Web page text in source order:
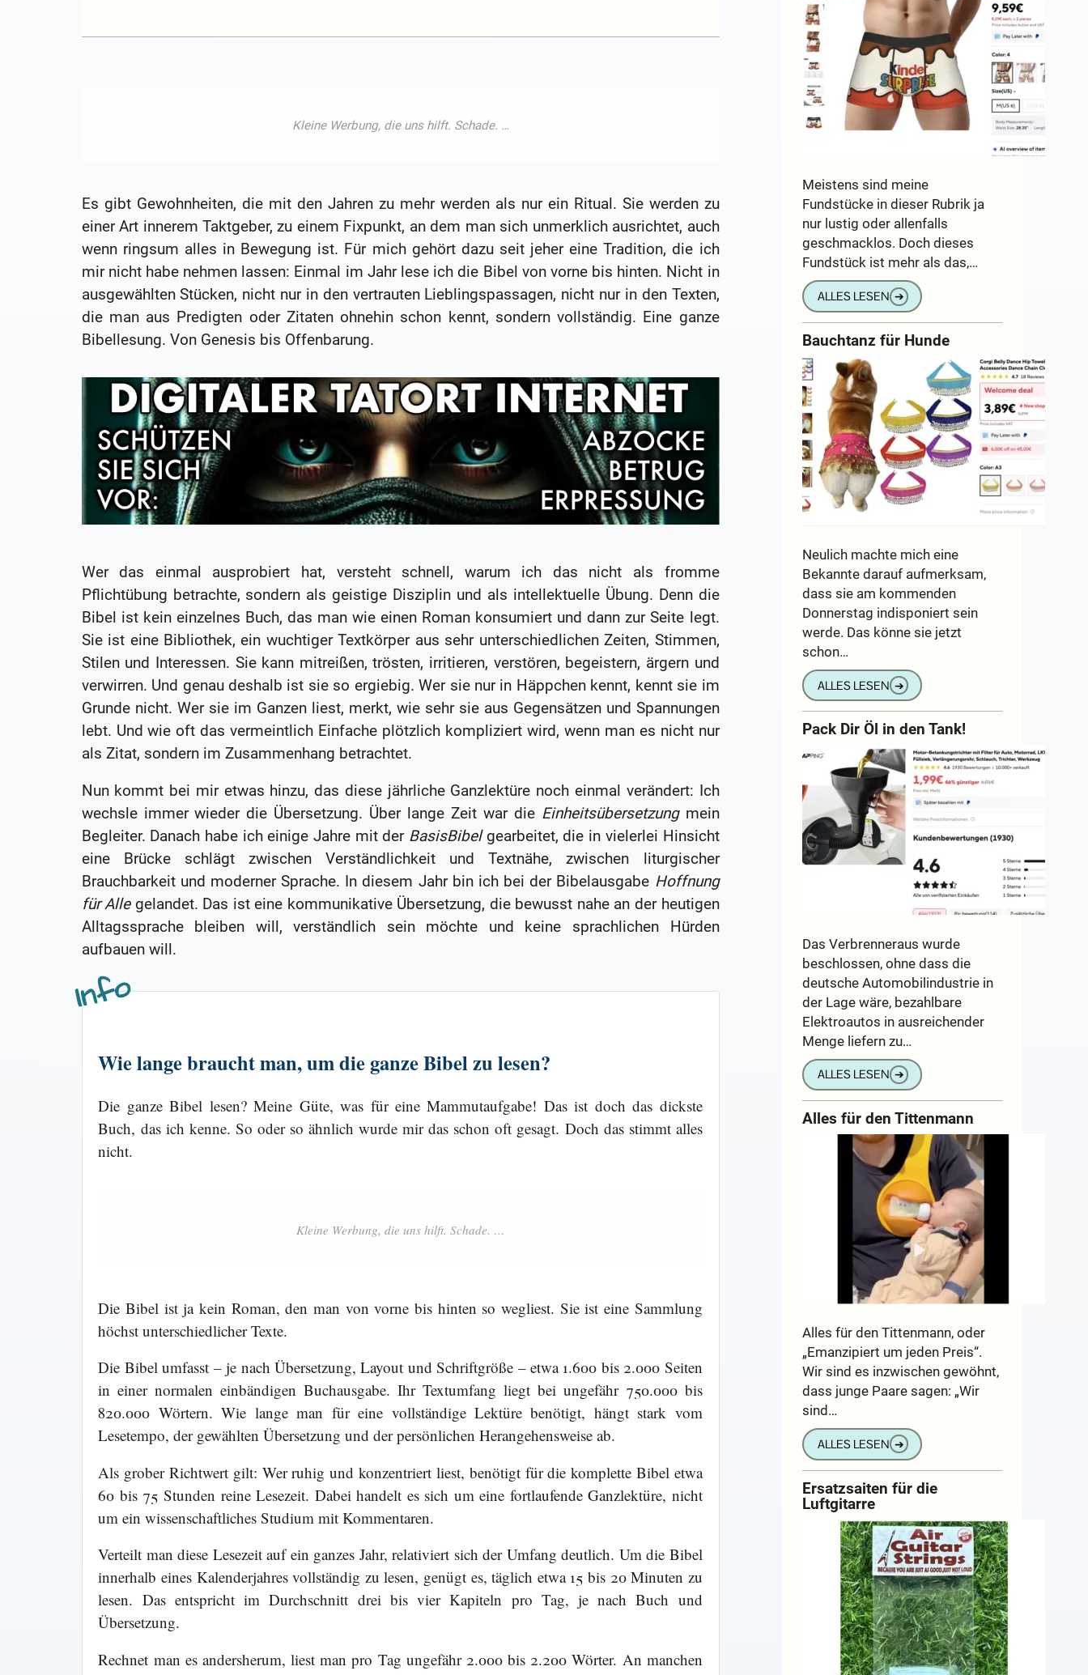
Es gibt Gewohnheiten, die mit den Jahren zu mehr werden als nur ein Ritual. Sie werden zu
einer Art innerem Taktgeber, zu einem Fixpunkt, an dem man sich unmerklich ausrichtet, auch
wenn ringsum alles in Bewegung ist. Für mich gehört dazu seit jeher eine Tradition, die ich
mir nicht habe nehmen lassen: Einmal im Jahr lese ich die Bibel von vorne bis hinten. Nicht in
ausgewählten Stücken, nicht nur in den vertrauten Lieblingspassagen, nicht nur in den Texten,
die man aus Predigten oder Zitaten ohnehin schon kennt, sondern vollständig. Eine ganze
Bibellesung. Von Genesis bis Offenbarung.
Wer das einmal ausprobiert hat, versteht schnell, warum ich das nicht als fromme
Pflichtübung betrachte, sondern als geistige Disziplin und als intellektuelle Übung. Denn die
Bibel ist kein einzelnes Buch, das man wie einen Roman konsumiert und dann zur Seite legt.
Sie ist eine Bibliothek, ein wuchtiger Textkörper aus sehr unterschiedlichen Zeiten, Stimmen,
Stilen und Interessen. Sie kann mitreißen, trösten, irritieren, verstören, begeistern, ärgern und
verwirren. Und genau deshalb ist sie so ergiebig. Wer sie nur in Häppchen kennt, kennt sie im
Grunde nicht. Wer sie im Ganzen liest, merkt, wie sehr sie aus Gegensätzen und Spannungen
lebt. Und wie oft das vermeintlich Einfache plötzlich kompliziert wird, wenn man es nicht nur
als Zitat, sondern im Zusammenhang betrachtet.
Nun kommt bei mir etwas hinzu, das diese jährliche Ganzlektüre noch einmal verändert: Ich
wechsle immer wieder die Übersetzung. Über lange Zeit war die Einheitsübersetzungmein
Begleiter. Danach habe ich einige Jahre mit der BasisBibelgearbeitet, die in vielerlei Hinsicht
eine Brücke schlägt zwischen Verständlichkeit und Textnähe, zwischen liturgischer
Brauchbarkeit und moderner Sprache. In diesem Jahr bin ich bei der Bibelausgabe Hoffnung
für Allegelandet. Das ist eine kommunikative Übersetzung, die bewusst nahe an der heutigen
Alltagssprache bleiben will, verständlich sein möchte und keine sprachlichen Hürden
aufbauen will.
Wie lange braucht man, um die ganze Bibel zu lesen?
Die ganze Bibel lesen? Meine Güte, was für eine Mammutaufgabe! Das ist doch das dickste
Buch, das ich kenne. So oder so ähnlich wurde mir das schon oft gesagt. Doch das stimmt alles
nicht.
Die Bibel ist ja kein Roman, den man von vorne bis hinten so wegliest. Sie ist eine Sammlung
höchst unterschiedlicher Texte.
Die Bibel umfasst – je nach Übersetzung, Layout und Schriftgröße – etwa 1.600 bis 2.000 Seiten
in einer normalen einbändigen Buchausgabe. Ihr Textumfang liegt bei ungefähr 750.000 bis
820.000 Wörtern. Wie lange man für eine vollständige Lektüre benötigt, hängt stark vom
Lesetempo, der gewählten Übersetzung und der persönlichen Herangehensweise ab.
Als grober Richtwert gilt: Wer ruhig und konzentriert liest, benötigt für die komplette Bibel etwa
60 bis 75 Stunden reine Lesezeit. Dabei handelt es sich um eine fortlaufende Ganzlektüre, nicht
um ein wissenschaftliches Studium mit Kommentaren.
Verteilt man diese Lesezeit auf ein ganzes Jahr, relativiert sich der Umfang deutlich. Um die Bibel
innerhalb eines Kalenderjahres vollständig zu lesen, genügt es, täglich etwa 15 bis 20 Minuten zu
lesen. Das entspricht im Durchschnitt drei bis vier Kapiteln pro Tag, je nach Buch und
Übersetzung.
Rechnet man es andersherum, liest man pro Tag ungefähr 2.000 bis 2.200 Wörter. An manchen
Meistens sind meine
Fundstücke in dieser Rubrik ja
nur lustig oder allenfalls
geschmacklos. Doch dieses
Fundstück ist mehr als das,…
ALLES LESEN ➔
Bauchtanz für Hunde
Neulich machte mich eine
Bekannte darauf aufmerksam,
dass sie am kommenden
Donnerstag indisponiert sein
werde. Das könne sie jetzt
schon…
ALLES LESEN ➔
Pack Dir Öl in den Tank!
Das Verbrenneraus wurde
beschlossen, ohne dass die
deutsche Automobilindustrie in
der Lage wäre, bezahlbare
Elektroautos in ausreichender
Menge liefern zu…
ALLES LESEN ➔
Alles für den Tittenmann
Alles für den Tittenmann, oder
„Emanzipiert um jeden Preis“.
Wir sind es inzwischen gewöhnt,
dass junge Paare sagen: „Wir
sind…
ALLES LESEN ➔
Ersatzsaiten für die
Luftgitarre